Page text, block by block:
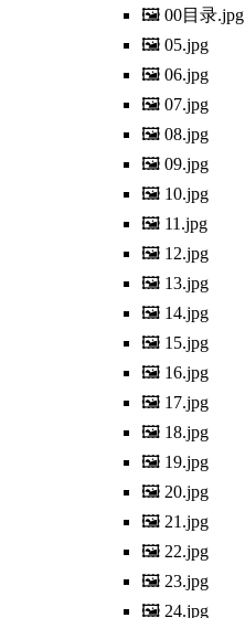
🖼️ 00目录.jpg
🖼️ 05.jpg
🖼️ 06.jpg
🖼️ 07.jpg
🖼️ 08.jpg
🖼️ 09.jpg
🖼️ 10.jpg
🖼️ 11.jpg
🖼️ 12.jpg
🖼️ 13.jpg
🖼️ 14.jpg
🖼️ 15.jpg
🖼️ 16.jpg
🖼️ 17.jpg
🖼️ 18.jpg
🖼️ 19.jpg
🖼️ 20.jpg
🖼️ 21.jpg
🖼️ 22.jpg
🖼️ 23.jpg
🖼️ 24.jpg